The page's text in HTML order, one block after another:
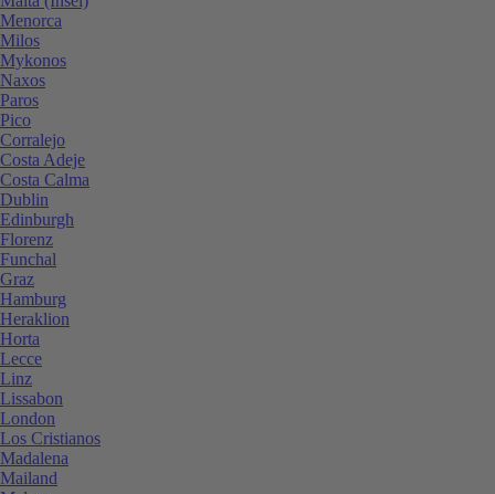
Menorca
Milos
Mykonos
Naxos
Paros
Pico
Corralejo
Costa Adeje
Costa Calma
Dublin
Edinburgh
Florenz
Funchal
Graz
Hamburg
Heraklion
Horta
Lecce
Linz
Lissabon
London
Los Cristianos
Madalena
Mailand